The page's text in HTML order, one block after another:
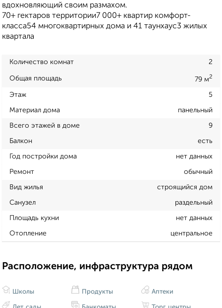
вдохновляющий своим размахом.
70+ гектаров территории7 000+ квартир комфорт-
класса54 многоквартирных дома и 41 таунхаус3 жилых
квартала
Количество комнат 2
Общая площадь 79 м2
Этаж 5
Материал дома панельный
Всего этажей в доме 9
Балкон есть
Год постройки дома нет данных
Ремонт обычный
Вид жилья строящийся дом
Санузел раздельный
Площадь кухни нет данных
Отопление центральное
Расположение, инфраструктура рядом
Школы Продукты Аптеки